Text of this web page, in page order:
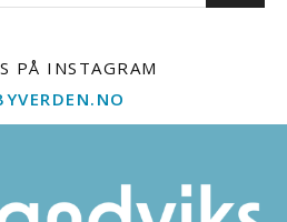
PÅ INSTAGRAM